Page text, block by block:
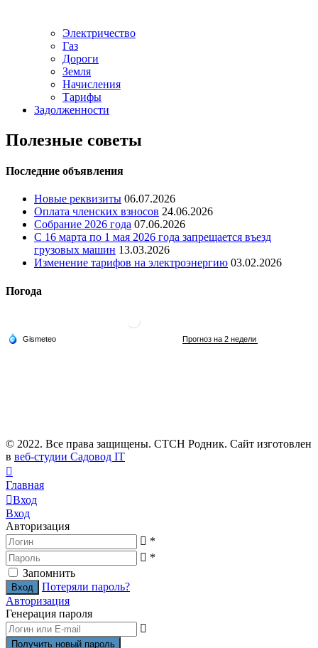
Электричество
Газ
Дороги
Земля
Начисления
Тарифы
Задолженности
Полезные советы
Последние объявления
Новые реквизиты 06.07.2026
Оплата членских взносов 24.06.2026
Собрание 2026 года 07.06.2026
С 16 марта по 1 мая 2026 года запрещается въезд
грузовых машин 13.03.2026
Изменение тарифов на электроэнергию 03.02.2026
Погода
© 2022. Все права защищены. СТСН Родник. Сайт изготовлен
в веб-студии Садовод IT
Главная
Вход
Вход
Авторизация
*
*
Запомнить
Потеряли пароль?
Авторизация
Генерация пароля